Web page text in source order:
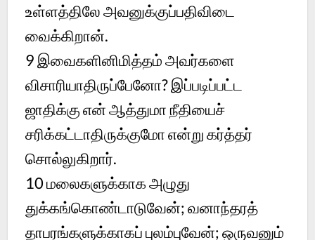
உள்ளத்திலே அவனுக்குப்பதிவிடை
வைக்கிறான்.
9 இவைகளினிமித்தம் அவர்களை
விசாரியாதிருப்பேனோ? இப்படிப்பட்ட
ஜாதிக்கு என் ஆத்துமா நீதியைச்
சரிக்கட்டாதிருக்குமோ என்று கர்த்தர்
சொல்லுகிறார்.
10 மலைகளுக்காக அழுது
துக்கங்கொண்டாடுவேன்; வனாந்தரத்
தாபரங்களுக்காகப் புலம்புவேன்; ஒருவனும்